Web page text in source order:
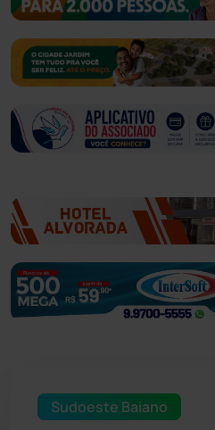
Sudoeste Baiano